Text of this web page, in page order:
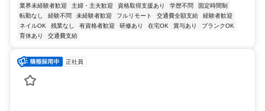
業界未経験者歓迎 主婦・主夫歓迎 資格取得支援あり 学歴不問
固定時間制
転勤なし
経験不問 未経験者歓迎 フルリモート 交通費全額支給
経験者歓迎
ネイルOK
残業なし 有資格者歓迎 研修あり 在宅OK 賞与あり
ブランクOK
育休あり
交通費支給
正社員